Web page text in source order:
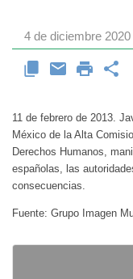
4 de diciembre 2020
11 de febrero de 2013.
México de la Alta
Derechos Humanos,
españolas, las
consecuencias.
Fuente: Grupo Imagen